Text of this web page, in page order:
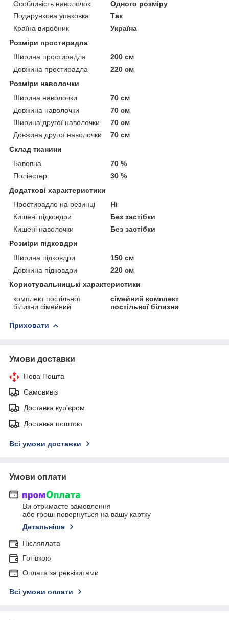
Особливість наволочок
Одного розміру
Подарункова упаковка
Так
Країна виробник
Україна
Розміри простирадла
Ширина простирадла
200 см
Довжина простирадла
220 см
Розміри наволочки
Ширина наволочки
70 см
Довжина наволочки
70 см
Ширина другої наволочки
70 см
Довжина другої наволочки
70 см
Склад тканини
Бавовна
70 %
Поліестер
30 %
Додаткові характеристики
Простирадло на резинці
Ні
Кишені підковдри
Без застібки
Кишені наволочки
Без застібки
Розміри підковдри
Ширина підковдри
150 см
Довжина підковдри
220 см
Користувальницькі характеристики
комплект постільної
білизни сімейний
сімейний комплект
постільної білизни
Приховати
Умови доставки
Нова Пошта
Самовивіз
Доставка кур'єром
Доставка поштою
Всі умови доставки
Умови оплати
Ви отримаєте замовлення
або гроші повернуться на вашу картку
Детальніше
Післяплата
Готівкою
Оплата за реквізитами
Всі умови оплати